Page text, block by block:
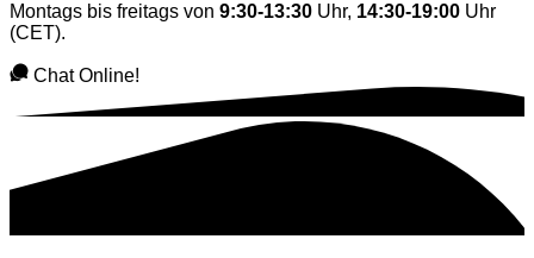
Montags bis freitags von 9:30-13:30 Uhr, 14:30-19:00 Uhr
(CET).
Chat Online!